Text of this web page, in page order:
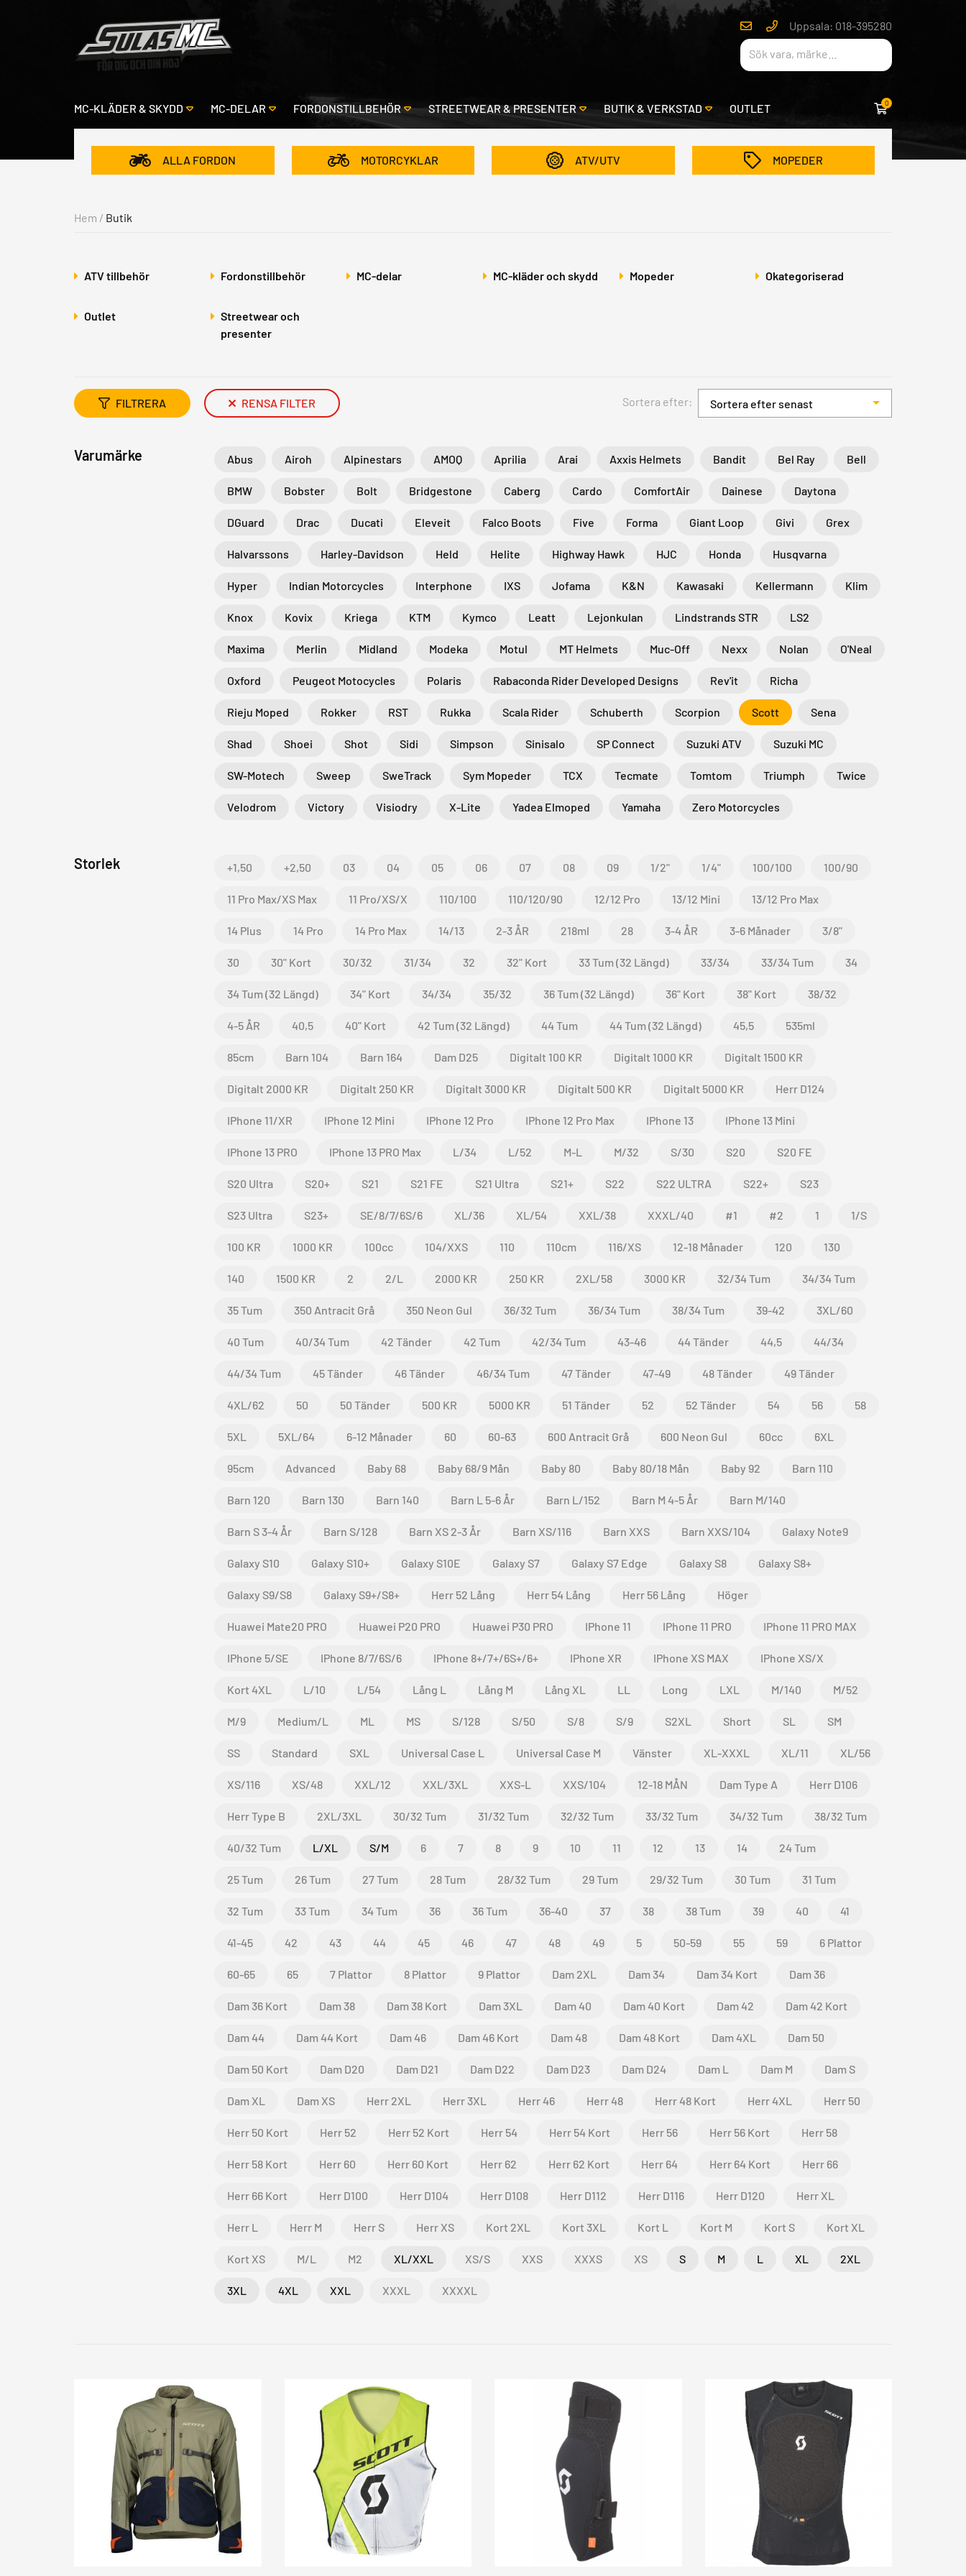
Uppsala: 018-395280
MC-KLÄDER & SKYDD MC-DELAR FORDONSTILLBEHÖR STREETWEAR & PRESENTER BUTIK & VERKSTAD OUTLET 0
ALLA FORDON MOTORCYKLAR ATV/UTV MOPEDER
Hem / Butik
ATV tillbehör Fordonstillbehör MC-delar MC-kläder och skydd Mopeder Okategoriserad
Outlet
Streetwear och
presenter
FILTRERA RENSA FILTER Sortera efter: Sortera efter senast
Varumärke Abus Airoh Alpinestars AMOQ Aprilia Arai Axxis Helmets Bandit Bel Ray Bell
BMW Bobster Bolt Bridgestone Caberg Cardo ComfortAir Dainese Daytona
DGuard Drac Ducati Eleveit Falco Boots Five Forma Giant Loop Givi Grex
Halvarssons Harley-Davidson Held Helite Highway Hawk HJC Honda Husqvarna
Hyper Indian Motorcycles Interphone IXS Jofama K&N Kawasaki Kellermann Klim
Knox Kovix Kriega KTM Kymco Leatt Lejonkulan Lindstrands STR LS2
Maxima Merlin Midland Modeka Motul MT Helmets Muc-Off Nexx Nolan O'Neal
Oxford Peugeot Motocycles Polaris Rabaconda Rider Developed Designs Rev'it Richa
Rieju Moped Rokker RST Rukka Scala Rider Schuberth Scorpion Scott Sena
Shad Shoei Shot Sidi Simpson Sinisalo SP Connect Suzuki ATV Suzuki MC
SW-Motech Sweep SweTrack Sym Mopeder TCX Tecmate Tomtom Triumph Twice
Velodrom Victory Visiodry X-Lite Yadea Elmoped Yamaha Zero Motorcycles
Storlek +1,50 +2,50 03 04 05 06 07 08 09 1/2" 1/4" 100/100 100/90
11 Pro Max/XS Max 11 Pro/XS/X 110/100 110/120/90 12/12 Pro 13/12 Mini 13/12 Pro Max
14 Plus 14 Pro 14 Pro Max 14/13 2-3 ÅR 218ml 28 3-4 ÅR 3-6 Månader 3/8"
30 30" Kort 30/32 31/34 32 32" Kort 33 Tum (32 Längd) 33/34 33/34 Tum 34
34 Tum (32 Längd) 34" Kort 34/34 35/32 36 Tum (32 Längd) 36" Kort 38" Kort 38/32
4-5 ÅR 40,5 40" Kort 42 Tum (32 Längd) 44 Tum 44 Tum (32 Längd) 45,5 535ml
85cm Barn 104 Barn 164 Dam D25 Digitalt 100 KR Digitalt 1000 KR Digitalt 1500 KR
Digitalt 2000 KR Digitalt 250 KR Digitalt 3000 KR Digitalt 500 KR Digitalt 5000 KR Herr D124
IPhone 11/XR IPhone 12 Mini IPhone 12 Pro IPhone 12 Pro Max IPhone 13 IPhone 13 Mini
IPhone 13 PRO IPhone 13 PRO Max L/34 L/52 M-L M/32 S/30 S20 S20 FE
S20 Ultra S20+ S21 S21 FE S21 Ultra S21+ S22 S22 ULTRA S22+ S23
S23 Ultra S23+ SE/8/7/6S/6 XL/36 XL/54 XXL/38 XXXL/40 #1 #2 1 1/S
100 KR 1000 KR 100cc 104/XXS 110 110cm 116/XS 12-18 Månader 120 130
140 1500 KR 2 2/L 2000 KR 250 KR 2XL/58 3000 KR 32/34 Tum 34/34 Tum
35 Tum 350 Antracit Grå 350 Neon Gul 36/32 Tum 36/34 Tum 38/34 Tum 39-42 3XL/60
40 Tum 40/34 Tum 42 Tänder 42 Tum 42/34 Tum 43-46 44 Tänder 44,5 44/34
44/34 Tum 45 Tänder 46 Tänder 46/34 Tum 47 Tänder 47-49 48 Tänder 49 Tänder
4XL/62 50 50 Tänder 500 KR 5000 KR 51 Tänder 52 52 Tänder 54 56 58
5XL 5XL/64 6-12 Månader 60 60-63 600 Antracit Grå 600 Neon Gul 60cc 6XL
95cm Advanced Baby 68 Baby 68/9 Mån Baby 80 Baby 80/18 Mån Baby 92 Barn 110
Barn 120 Barn 130 Barn 140 Barn L 5-6 År Barn L/152 Barn M 4-5 År Barn M/140
Barn S 3-4 År Barn S/128 Barn XS 2-3 År Barn XS/116 Barn XXS Barn XXS/104 Galaxy Note9
Galaxy S10 Galaxy S10+ Galaxy S10E Galaxy S7 Galaxy S7 Edge Galaxy S8 Galaxy S8+
Galaxy S9/S8 Galaxy S9+/S8+ Herr 52 Lång Herr 54 Lång Herr 56 Lång Höger
Huawei Mate20 PRO Huawei P20 PRO Huawei P30 PRO IPhone 11 IPhone 11 PRO IPhone 11 PRO MAX
IPhone 5/SE IPhone 8/7/6S/6 IPhone 8+/7+/6S+/6+ IPhone XR IPhone XS MAX IPhone XS/X
Kort 4XL L/10 L/54 Lång L Lång M Lång XL LL Long LXL M/140 M/52
M/9 Medium/L ML MS S/128 S/50 S/8 S/9 S2XL Short SL SM
SS Standard SXL Universal Case L Universal Case M Vänster XL-XXXL XL/11 XL/56
XS/116 XS/48 XXL/12 XXL/3XL XXS-L XXS/104 12-18 MÅN Dam Type A Herr D106
Herr Type B 2XL/3XL 30/32 Tum 31/32 Tum 32/32 Tum 33/32 Tum 34/32 Tum 38/32 Tum
40/32 Tum L/XL S/M 6 7 8 9 10 11 12 13 14 24 Tum
25 Tum 26 Tum 27 Tum 28 Tum 28/32 Tum 29 Tum 29/32 Tum 30 Tum 31 Tum
32 Tum 33 Tum 34 Tum 36 36 Tum 36-40 37 38 38 Tum 39 40 41
41-45 42 43 44 45 46 47 48 49 5 50-59 55 59 6 Plattor
60-65 65 7 Plattor 8 Plattor 9 Plattor Dam 2XL Dam 34 Dam 34 Kort Dam 36
Dam 36 Kort Dam 38 Dam 38 Kort Dam 3XL Dam 40 Dam 40 Kort Dam 42 Dam 42 Kort
Dam 44 Dam 44 Kort Dam 46 Dam 46 Kort Dam 48 Dam 48 Kort Dam 4XL Dam 50
Dam 50 Kort Dam D20 Dam D21 Dam D22 Dam D23 Dam D24 Dam L Dam M Dam S
Dam XL Dam XS Herr 2XL Herr 3XL Herr 46 Herr 48 Herr 48 Kort Herr 4XL Herr 50
Herr 50 Kort Herr 52 Herr 52 Kort Herr 54 Herr 54 Kort Herr 56 Herr 56 Kort Herr 58
Herr 58 Kort Herr 60 Herr 60 Kort Herr 62 Herr 62 Kort Herr 64 Herr 64 Kort Herr 66
Herr 66 Kort Herr D100 Herr D104 Herr D108 Herr D112 Herr D116 Herr D120 Herr XL
Herr L Herr M Herr S Herr XS Kort 2XL Kort 3XL Kort L Kort M Kort S Kort XL
Kort XS M/L M2 XL/XXL XS/S XXS XXXS XS S M L XL 2XL
3XL 4XL XXL XXXL XXXXL